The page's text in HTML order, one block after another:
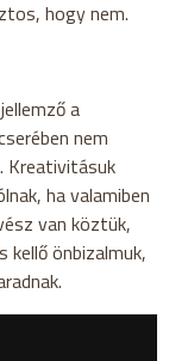
hogy nem.
a
nem
Kreativitásuk
ha valamiben
van köztük,
kellő önbizalmuk,